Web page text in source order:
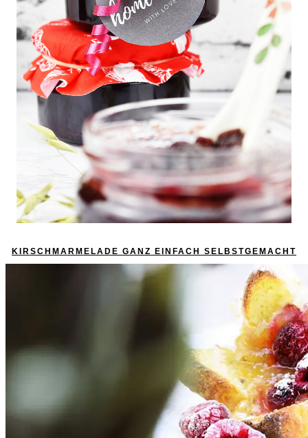
KIRSCHMARMELADE GANZ EINFACH SELBSTGEMACHT